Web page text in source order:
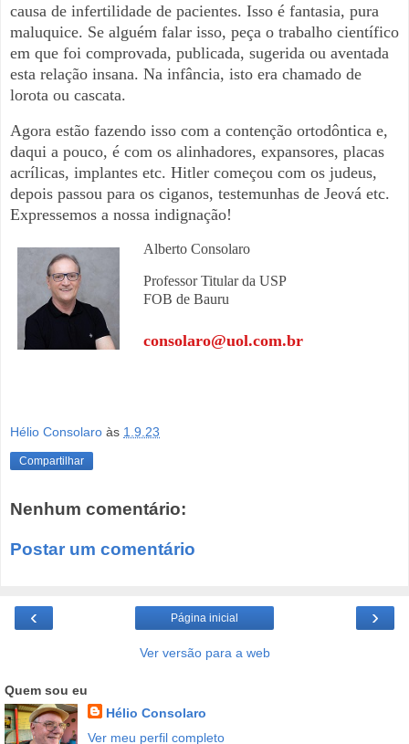
causa de infertilidade de pacientes. Isso é fantasia, pura
maluquice. Se alguém falar isso, peça o trabalho científico
em que foi comprovada, publicada, sugerida ou aventada
esta relação insana. Na infância, isto era chamado de
lorota ou cascata.
Agora estão fazendo isso com a contenção ortodôntica e,
daqui a pouco, é com os alinhadores, expansores, placas
acrílicas, implantes etc. Hitler começou com os judeus,
depois passou para os ciganos, testemunhas de Jeová etc.
Expressemos a nossa indignação!
Alberto Consolaro
Professor Titular da USP
FOB de Bauru
consolaro@uol.com.br
Hélio Consolaro às 1.9.23
Compartilhar
Nenhum comentário:
Postar um comentário
‹ ›
Página inicial
Ver versão para a web
Quem sou eu
Hélio Consolaro
Ver meu perfil completo